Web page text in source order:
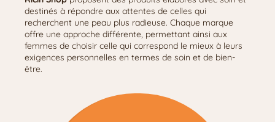
destinés à répondre aux attentes de celles qui
recherchent une peau plus radieuse. Chaque marque
offre une approche différente, permettant ainsi aux
femmes de choisir celle qui correspond le mieux à leurs
exigences personnelles en termes de soin et de bien-
être.